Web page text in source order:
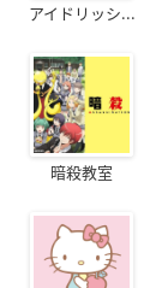
アイドリッシ...
暗殺教室